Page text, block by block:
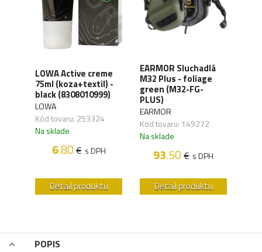
LOWA Active creme
75ml (koza+textil) -
black (8308010999)
LOWA
Kód tovaru: 253324
Na sklade
6.80€ s DPH
Detail produktu
EARMOR Sluchadlá
M32 Plus - foliage
green (M32-FG-
PLUS)
EARMOR
Kód tovaru: 149272
Na sklade
93.50€ s DPH
Detail produktu
POPIS